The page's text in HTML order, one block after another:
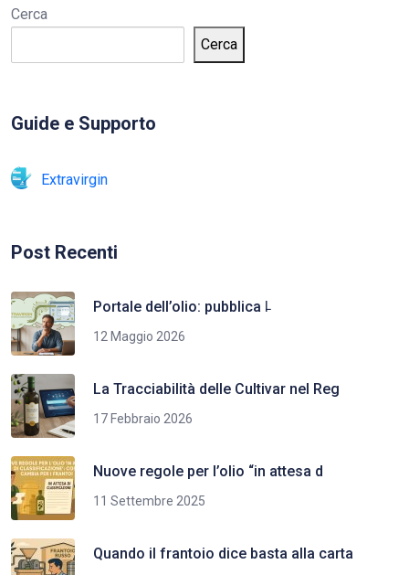
Cerca
Cerca
Guide e Supporto
Extravirgin
Post Recenti
Portale dell’olio: pubblica l̵
12 Maggio 2026
La Tracciabilità delle Cultivar nel Reg
17 Febbraio 2026
Nuove regole per l’olio “in attesa d
11 Settembre 2025
Quando il frantoio dice basta alla carta